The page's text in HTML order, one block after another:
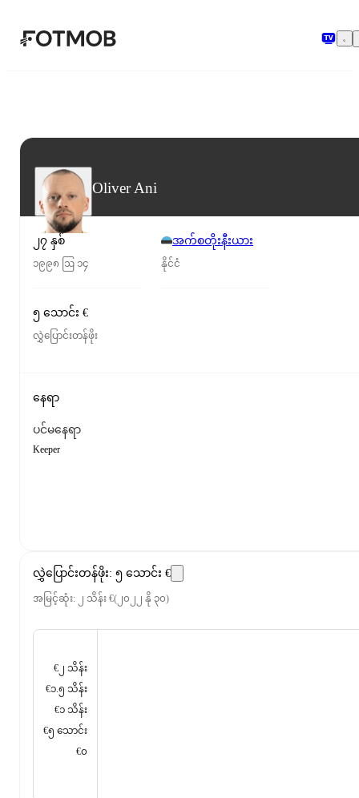
အဓိကအကြောင်းအရာသို့ ကျော်သွားရန်
Oliver Ani
၂၇ နှစ်
၁၉၉၈ ဩ ၁၄
အက်စတိုးနီးယား
နိုင်ငံ
၅ သောင်း €
လွှဲပြောင်းတန်ဖိုး
နေရာ
ပင်မနေရာ
Keeper
လွှဲပြောင်းတန်ဖိုး: ၅ သောင်း €
အမြင့်ဆုံး: ၂ သိန်း €( ၂၀၂၂ နို ၃၀)
€၂ သိန်း
€၁.၅ သိန်း
€၁ သိန်း
€၅ သောင်း
€၀